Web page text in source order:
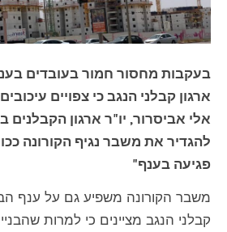
בעקבות מחסור חמור בעובדים
ארגון קבלני הנגב כי צפויים
אלי אביסרור, יו"ר ארגון
להגדיר את משבר נגיף הקורונה
פגיעה בענף"
משבר הקורונה משפיע גם על ענף
קבלני הנגב מציינים כי למרות